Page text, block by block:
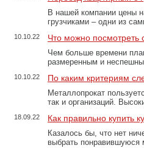
В нашей компании цены
грузчиками – одни из
10.10.22 Что можно посмотреть
Чем больше времени
размеренным и
10.10.22 По каким критериям
Металлопрокат
так и организаций.
18.09.22 Как правильно купить
Казалось бы, что нет
выбрать